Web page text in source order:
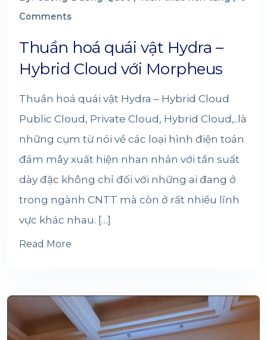
Comments
Thuần hoá quái vật Hydra –
Hybrid Cloud với Morpheus
Thuần hoá quái vật Hydra – Hybrid Cloud
Public Cloud, Private Cloud, Hybrid Cloud,..là
những cụm từ nói về các loại hình điện toán
đám mây xuất hiện nhan nhản với tần suất
dày đặc không chỉ đối với những ai đang ở
trong ngành CNTT mà còn ở rất nhiều lĩnh
vực khác nhau. […]
Read More